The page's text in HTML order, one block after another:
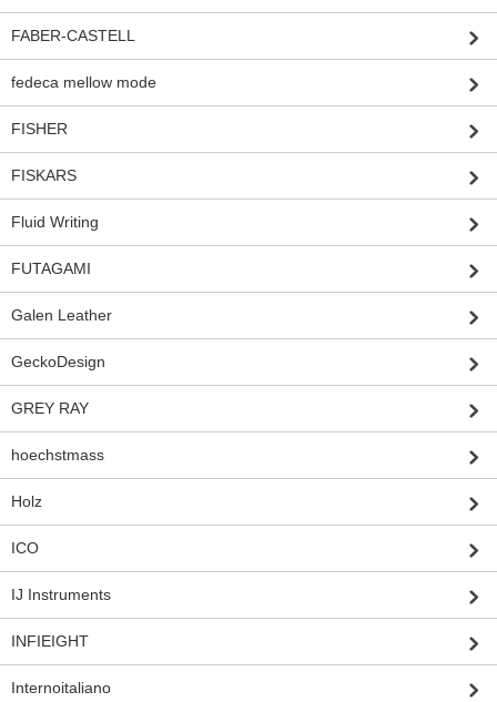
FABER-CASTELL
fedeca mellow mode
FISHER
FISKARS
Fluid Writing
FUTAGAMI
Galen Leather
GeckoDesign
GREY RAY
hoechstmass
Holz
ICO
IJ Instruments
INFIEIGHT
Internoitaliano